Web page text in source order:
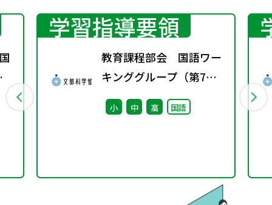
学習指導要領
教育課程部会 国語ワー
キンググループ（第7
回） 配付資料
小 中 高 国語